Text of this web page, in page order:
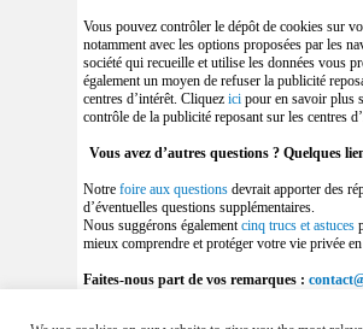
Vous pouvez contrôler le dépôt de cookies sur
notamment avec les options proposées par les
société qui recueille et utilise les données vous
également un moyen de refuser la publicité
centres d’intérêt. Cliquez ici pour en savoir plus
contrôle de la publicité reposant sur les centres
Vous avez d’autres questions ? Quelques
Notre foire aux questions devrait apporter des
d’éventuelles questions supplémentaires.
Nous suggérons égalementcinq trucs et astuces
mieux comprendre et protéger votre vie privée
Faites-nous part de vos remarques :